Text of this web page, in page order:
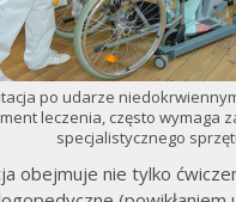
po udarze
leczenia, często wymaga
specjalistycznego
obejmuje nie tylko